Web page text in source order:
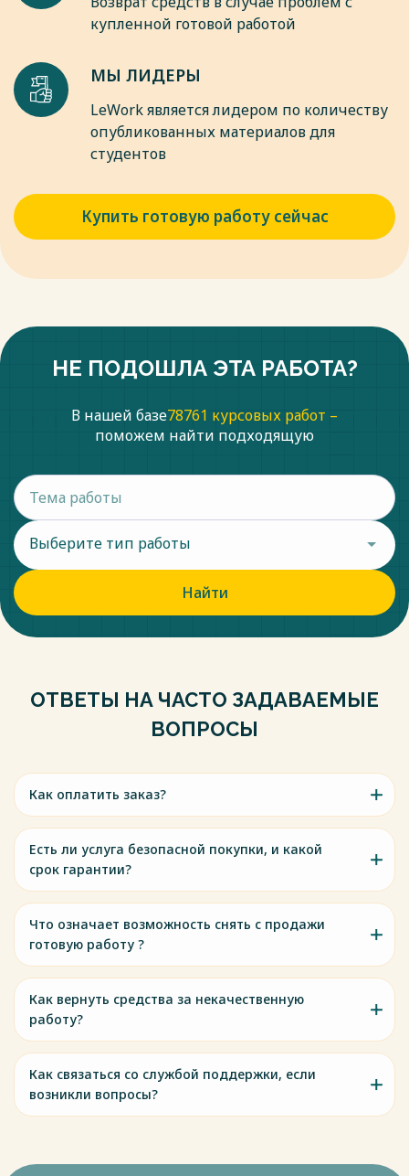
купленной готовой работой
МЫ ЛИДЕРЫ
LeWork является лидером по количеству
опубликованных материалов для
студентов
Купить готовую работу сейчас
НЕ ПОДОШЛА ЭТА РАБОТА?
В нашей базе78761 курсовых работ –
поможем найти подходящую
Выберите тип работы
Найти
ОТВЕТЫ НА ЧАСТО ЗАДАВАЕМЫЕ
ВОПРОСЫ
Как оплатить заказ?
Есть ли услуга безопасной покупки, и какой
срок гарантии?
Что означает возможность снять с продажи
готовую работу ?
Как вернуть средства за некачественную
работу?
Как связаться со службой поддержки, если
возникли вопросы?